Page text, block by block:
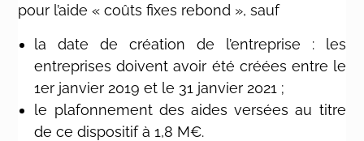
pour l’aide « coûts fixes rebond », sauf
la date de création de l’entreprise : les
entreprises doivent avoir été créées entre le
1er janvier 2019 et le 31 janvier 2021 ;
le plafonnement des aides versées au titre
de ce dispositif à 1,8 M€.